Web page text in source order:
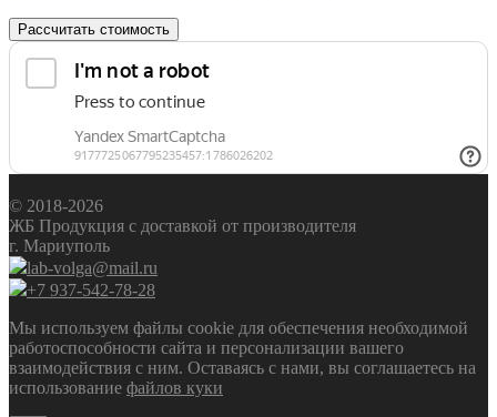
Рассчитать стоимость
© 2018-2026
ЖБ Продукция с доставкой от производителя
г. Мариуполь
lab-volga@mail.ru
+7 937-542-78-28
Мы используем файлы cookie для обеспечения необходимой
работоспособности сайта и персонализации вашего
взаимодействия с ним. Оставаясь с нами, вы соглашаетесь на
использование файлов куки